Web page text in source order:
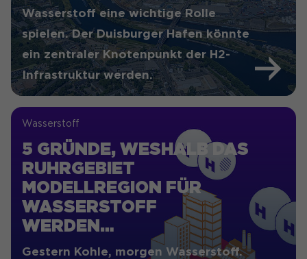
Wasserstoff eine wichtige Rolle
spielen. Der Duisburger Hafen könnte
ein zentraler Knotenpunkt der H2-
Infrastruktur werden.
Wasserstoff
5 GRÜNDE, WESHALB DAS
RUHRGEBIET
MODELLREGION FÜR
WASSERSTOFF
WERDEN…
Gestern Kohle, morgen Wasserstoff.
Laufzeit 1 Tag
Zweck
Wird genutzt, um
Seitenabrufe des Besuchers
während der Sitzung
nachzuverfolgen.